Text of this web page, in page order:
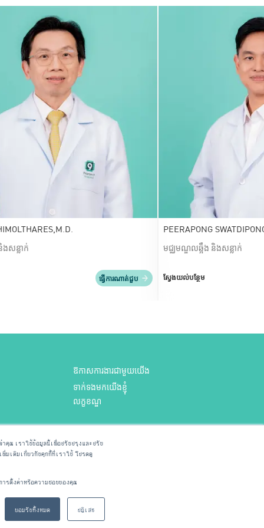
คุณ เราใช้ข้อมูลนี้เพื่อปรับปรุงและปรับ
มเติมเกี่ยวกับคุกกี้ที่เราใช้ โปรดดู
รตั้งค่าหรือความชอบของคุณ
ยอมรับทั้งหมด ปฏิเสธ
សន្លាក់
ធ្វើការណាត់ជួប
PEERAPONG
មជ្ឈមណ្ឌលឆ្អឹង និងសន្លាក់
ស្វែងយល់បន្ថែម
ទាក់ទងនឹង
ឱកាសការងារជាមួយយើង
ទាក់ទងមកយើងខ្ញុំ
លក្ខខណ្ឌ